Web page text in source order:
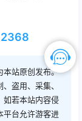
本站原创发布。
盗用、采集、
如若本站内容侵
平台允许游客进